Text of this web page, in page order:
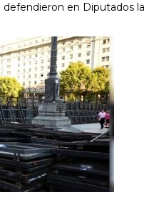
en Diputados la